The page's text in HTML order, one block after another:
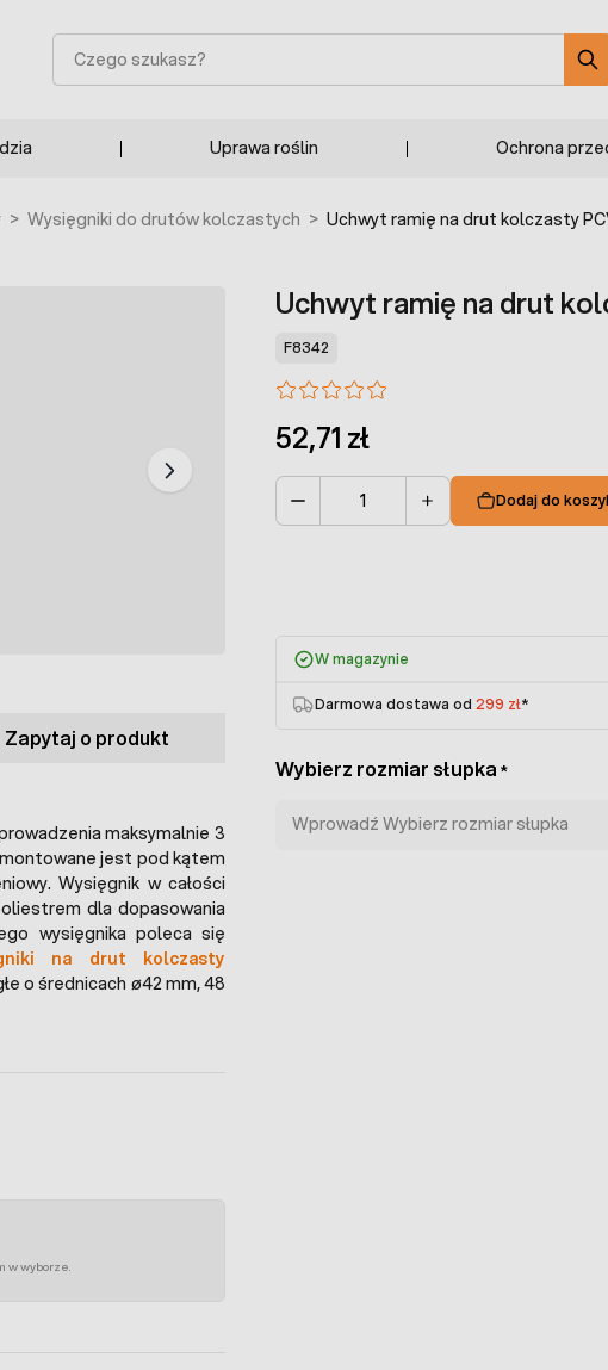
Szukaj
Uprawa roślin Ochrona
> Wysięgniki do drutów kolczastych > Uchwyt ramię na drut kolczasty
Uchwyt ramię na drut
F8342
52,71 zł
Dodaj do
W magazynie
Darmowa dostawa od 299 zł*
Wybierz rozmiar słupka*
Zapytaj o produkt
maksymalnie 3
jest pod kątem
Wysięgnik w całości
dla dopasowania
wysięgnika poleca się
na drut kolczasty
o średnicach ø42 mm, 48
w wyborze.